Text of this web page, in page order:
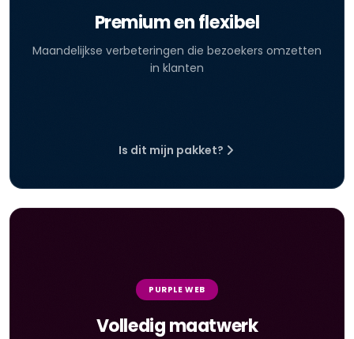
Premium en flexibel
Maandelijkse verbeteringen die bezoekers omzetten
in klanten
Is dit mijn pakket?
PURPLE WEB
Volledig maatwerk